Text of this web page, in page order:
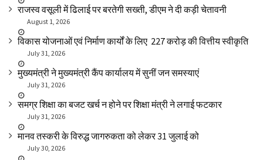
राजस्व वसूली में ढिलाई पर बरतेगी सख्ती, डीएम ने दी कड़ी चेतावनी
August 1, 2026
विकास योजनाओं एवं निर्माण कार्यों के लिए ₹ 227 करोड़ की वित्तीय स्वीकृति
July 31, 2026
मुख्यमंत्री ने मुख्यमंत्री कैंप कार्यालय में सुनीं जन समस्याएं
July 31, 2026
समग्र शिक्षा का बजट खर्च न होने पर शिक्षा मंत्री ने लगाई फटकार
July 31, 2026
मानव तस्करी के विरुद्ध जागरुकता को लेकर 31 जुलाई को
July 30, 2026